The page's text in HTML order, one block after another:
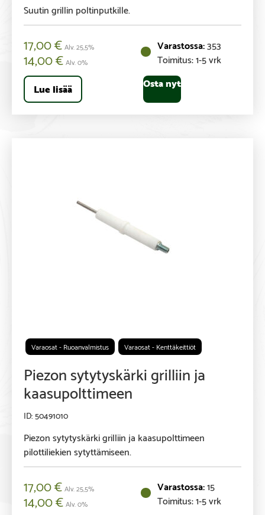
Suutin grillin poltinputkille.
353
Toimitus: 1-5 vrk
17,00€Alv. 25,5%
14,00€Alv. 0%
Lue lisää Osta nyt
Varaosat - Ruoanvalmistus Varaosat - Kenttäkeittiöt
Piezon sytytyskärki grilliin ja
kaasupolttimeen
50491010
Piezon sytytyskärki grilliin ja kaasupolttimeen
pilottiliekien sytyttämiseen.
15
Toimitus: 1-5 vrk
17,00€Alv. 25,5%
14,00€Alv. 0%